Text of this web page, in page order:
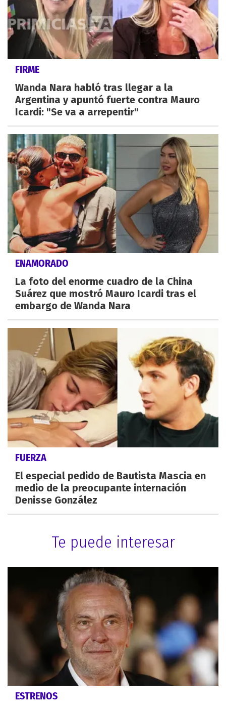
FIRME
Wanda Nara habló tras llegar a la
Argentina y apuntó fuerte contra Mauro
Icardi: "Se va a arrepentir"
ENAMORADO
La foto del enorme cuadro de la China
Suárez que mostró Mauro Icardi tras el
embargo de Wanda Nara
FUERZA
El especial pedido de Bautista Mascia en
medio de la preocupante internación
Denisse González
Te puede interesar
ESTRENOS